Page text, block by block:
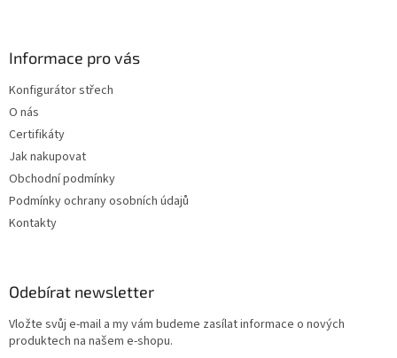
Informace pro vás
Konfigurátor střech
O nás
Certifikáty
Jak nakupovat
Obchodní podmínky
Podmínky ochrany osobních údajů
Kontakty
Odebírat newsletter
Vložte svůj e-mail a my vám budeme zasílat informace o nových
produktech na našem e-shopu.